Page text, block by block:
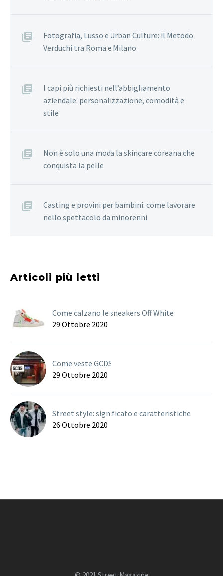
Fotografia, Lusso e Urban Culture: il Metodo
Verduchi tra Roma e Milano
I capi più richiesti nell’abbigliamento
aziendale: personalizzazione, comodità e
stile
Non è solo una moda la skincare coreana che
conquista la pelle
Casting e provini per bambini: come lavorare
nello spettacolo da minorenni
Articoli più letti
Come calzano le sneakers Off White
29 Ottobre 2020
Come veste GCDS
29 Ottobre 2020
Street style: significato e caratteristiche
26 Ottobre 2020